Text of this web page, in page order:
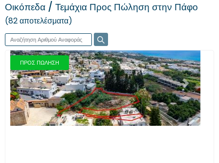
Οικόπεδα / Τεμάχια Προς Πώληση στην Πάφο
82 αποτελέσματα
ΠΡΟΣ ΠΩΛΗΣΗ
Προηγούμενο Επόμενο